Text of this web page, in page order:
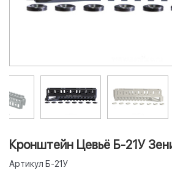
Кронштейн Цевьё Б-21У
Артикул Б-21У